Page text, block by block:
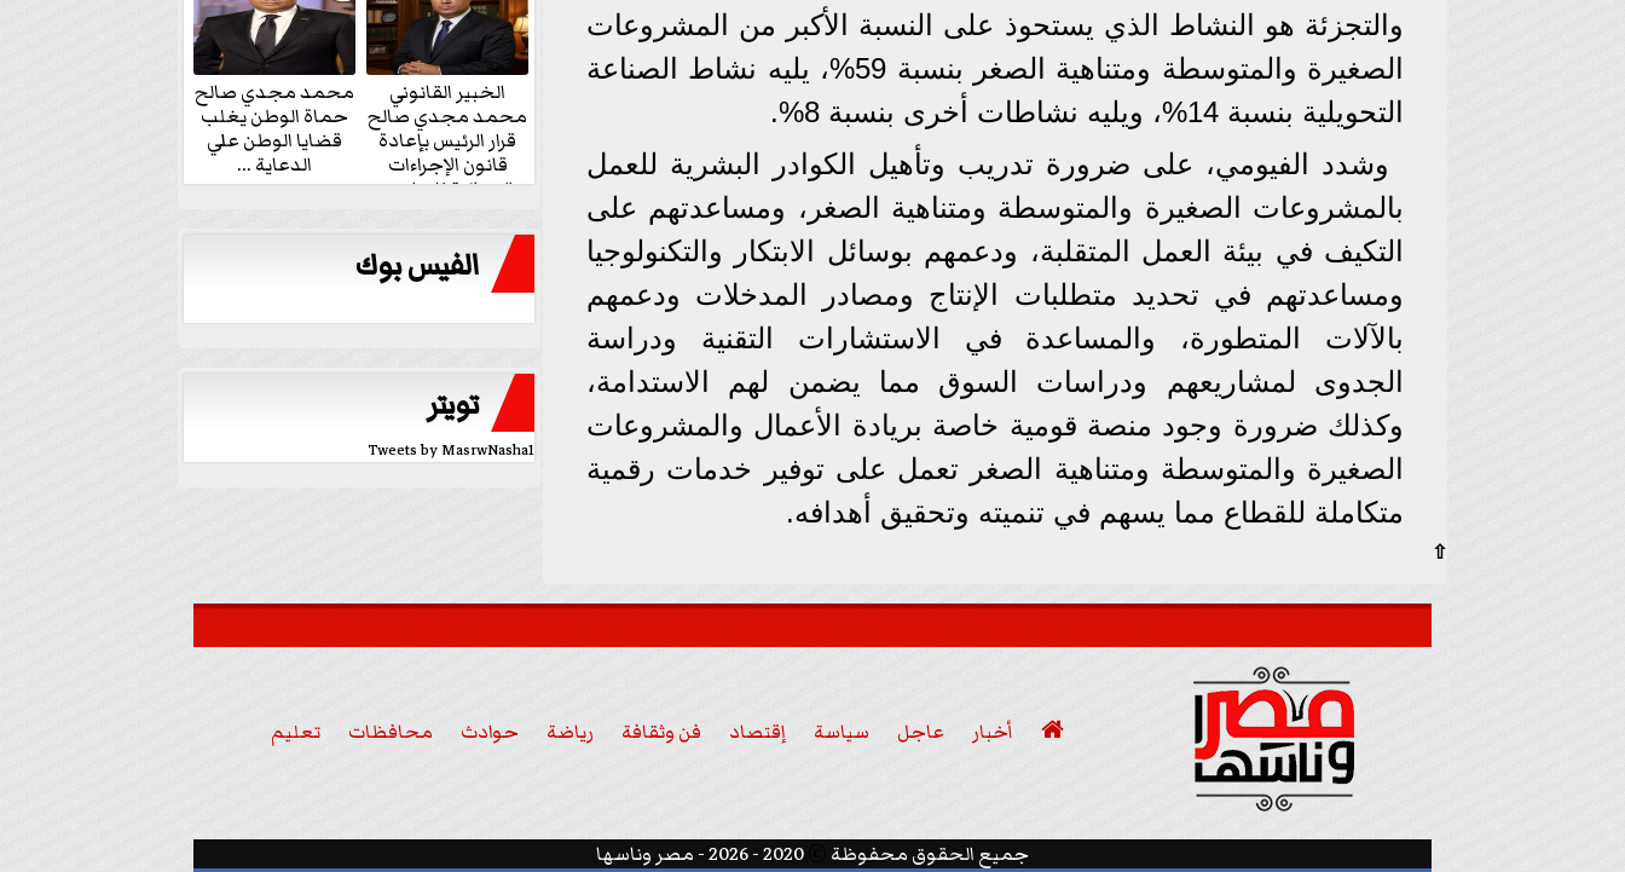
والتجزئة هو النشاط الذي يستحوذ على النسبة الأكبر من المشروعات
الصغيرة والمتوسطة ومتناهية الصغر بنسبة 59%، يليه نشاط الصناعة
التحويلية بنسبة 14%، ويليه نشاطات أخرى بنسبة 8%.
وشدد الفيومي، على ضرورة تدريب وتأهيل الكوادر البشرية للعمل
بالمشروعات الصغيرة والمتوسطة ومتناهية الصغر، ومساعدتهم على
التكيف في بيئة العمل المتقلبة، ودعمهم بوسائل الابتكار والتكنولوجيا
ومساعدتهم في تحديد متطلبات الإنتاج ومصادر المدخلات ودعمهم
بالآلات المتطورة، والمساعدة في الاستشارات التقنية ودراسة
الجدوى لمشاريعهم ودراسات السوق مما يضمن لهم الاستدامة،
وكذلك ضرورة وجود منصة قومية خاصة بريادة الأعمال والمشروعات
الصغيرة والمتوسطة ومتناهية الصغر تعمل على توفير خدمات رقمية
متكاملة للقطاع مما يسهم في تنميته وتحقيق أهدافه.
⇧
الخبير القانوني
محمد مجدي صالح
قرار الرئيس بإعادة
قانون الإجراءات
الجنائية للنواب...
محمد مجدي صالح
حماة الوطن يغلب
قضايا الوطن علي
الدعاية ...
الفيس بوك
تويتر
Tweets by MasrwNasha1
 أخبار عاجل سياسة إقتصاد فن وثقافة رياضة حوادث محافظات
تعليم
جميع الحقوق محفوظة